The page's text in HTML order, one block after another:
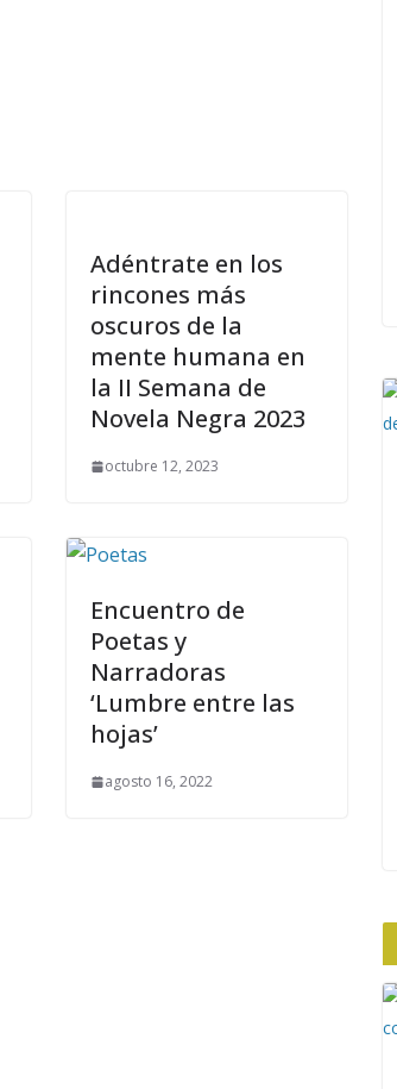
Adéntrate en los
rincones más
oscuros de la
mente humana en
la II Semana de
Novela Negra 2023
octubre 12, 2023
Encuentro de
Poetas y
Narradoras
‘Lumbre entre las
hojas’
agosto 16, 2022